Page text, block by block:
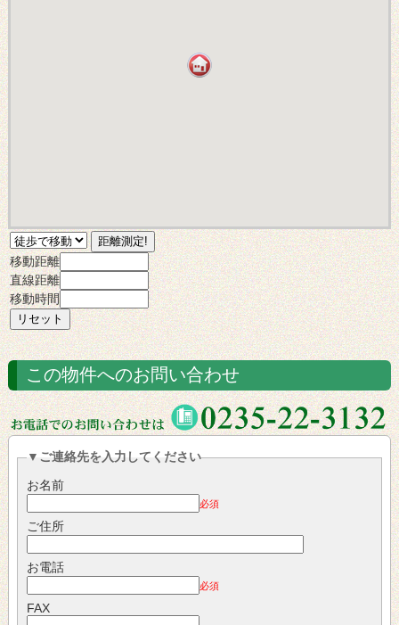
移動距離
直線距離
移動時間
この物件へのお問い合わせ
▼ご連絡先を入力してください
お名前
必須
ご住所
お電話
必須
FAX